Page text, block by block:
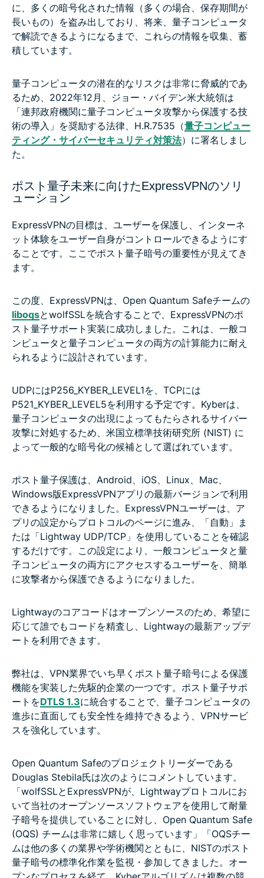
に、多くの暗号化された情報（多くの場合、保存期間が
長いもの）を盗み出しており、将来、量子コンピュータ
で解読できるようになるまで、これらの情報を収集、蓄
積しています。
量子コンピュータの潜在的なリスクは非常に脅威的であ
るため、2022年12月、ジョー・バイデン米大統領は
「連邦政府機関に量子コンピュータ攻撃から保護する技
術の導入」を奨励する法律、H.R.7535（量子コンピュー
ティング・サイバーセキュリティ対策法）に署名しまし
た。
ポスト量子未来に向けたExpressVPNのソリ
ューション
ExpressVPNの目標は、ユーザーを保護し、インターネ
ット体験をユーザー自身がコントロールできるようにす
ることです。ここでポスト量子暗号の重要性が見えてき
ます。
この度、ExpressVPNは、Open Quantum Safeチームの
liboqsとwolfSSLを統合することで、ExpressVPNのポ
スト量子サポート実装に成功しました。これは、一般コ
ンピュータと量子コンピュータの両方の計算能力に耐え
られるように設計されています。
UDPにはP256_KYBER_LEVEL1を、TCPには
P521_KYBER_LEVEL5を利用する予定です。Kyberは、
量子コンピュータの出現によってもたらされるサイバー
攻撃に対処するため、米国立標準技術研究所 (NIST) に
よって一般的な暗号化の候補として選ばれています。
ポスト量子保護は、Android、iOS、Linux、Mac、
Windows版ExpressVPNアプリの最新バージョンで利用
できるようになりました。ExpressVPNユーザーは、ア
プリの設定からプロトコルのページに進み、「自動」ま
たは「Lightway UDP/TCP」を使用していることを確認
するだけです。この設定により、一般コンピュータと量
子コンピュータの両方にアクセスするユーザーを、簡単
に攻撃者から保護できるようになりました。
Lightwayのコアコードはオープンソースのため、希望に
応じて誰でもコードを精査し、Lightwayの最新アップデ
ートを利用できます。
弊社は、VPN業界でいち早くポスト量子暗号による保護
機能を実装した先駆的企業の一つです。ポスト量子サポ
ートをDTLS 1.3に統合することで、量子コンピュータの
進歩に直面しても安全性を維持できるよう、VPNサービ
スを強化しています。
Open Quantum Safeのプロジェクトリーダーである
Douglas Stebila氏は次のようにコメントしています。
「wolfSSLとExpressVPNが、Lightwayプロトコルにお
いて当社のオープンソースソフトウェアを使用して耐量
子暗号を提供していることに対し、Open Quantum Safe
(OQS) チームは非常に嬉しく思っています」「OQSチー
ムは他の多くの業界や学術機関とともに、NISTのポスト
量子暗号の標準化作業を監視・参加してきました。オー